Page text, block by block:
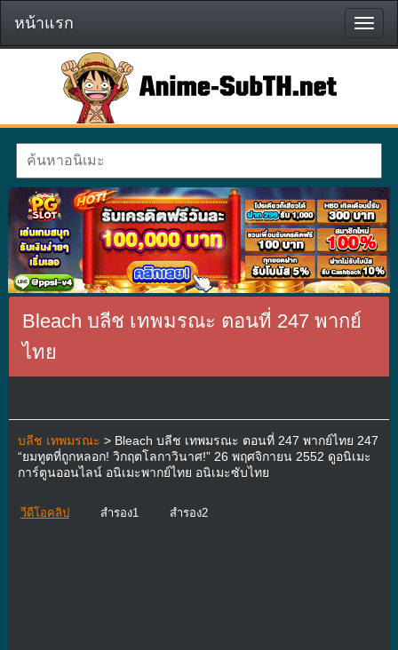
หน้า
แรก
หน้าแรก
Bleach บลีช เทพมรณะ ตอนที่ 247 พากย์
ไทย
บลีช เทพมรณะ > Bleach บลีช เทพมรณะ ตอนที่ 247 พากย์ไทย 247
“ยมทูตที่ถูกหลอก! วิกฤตโลกาวินาศ!” 26 พฤศจิกายน 2552 ดูอนิเมะ
การ์ตูนออนไลน์ อนิเมะพากย์ไทย อนิเมะซับไทย
วีดีโอคลิป สำรอง1 สำรอง2